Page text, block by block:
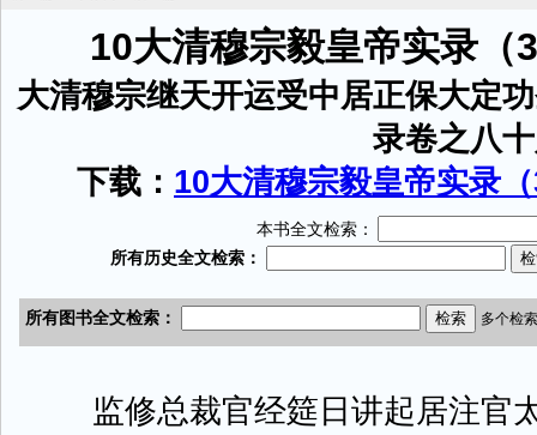
10大清穆宗毅皇帝实录（
大清穆宗继天开运受中居正保大定
录卷之八
下载： 10大清穆宗毅皇帝实录
本书全文检索：
监修总裁官经筵日讲起居注官